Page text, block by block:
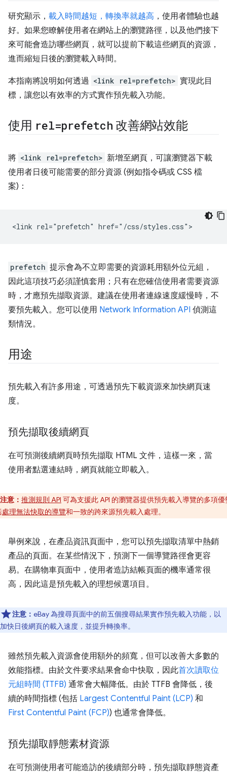
研究顯示， 載入時間越短，轉換率就越高 ，使用者體驗也越
好。如果您瞭解使用者在網站上的瀏覽路徑，以及他們接下
來可能會造訪哪些網頁，就可以提前下載這些網頁的資源，
進而縮短日後的瀏覽載入時間。
本指南將說明如何透過 <link rel=prefetch> 實現此目
標，讓您以有效率的方式實作預先載入功能。
使用 rel=prefetch 改善網站效能
將 <link rel=prefetch> 新增至網頁，可讓瀏覽器下載
使用者日後可能需要的部分資源 (例如指令碼或 CSS 檔
案)：
prefetch 提示會為不立即需要的資源耗用額外位元組，
因此這項技巧必須謹慎套用；只有在您確信使用者需要資源
時，才應預先擷取資源。建議在使用者連線速度緩慢時，不
要預先載入。您可以使用 Network Information API 偵測這
類情況。
用途
預先載入有許多用途，可透過預先下載資源來加快網頁速
度。
預先擷取後續網頁
在可預測後續網頁時預先擷取 HTML 文件，這樣一來，當
使用者點選連結時，網頁就能立即載入。
注意： 推測規則 API 可為支援此 API 的瀏覽器提供預先載入導覽的多項優
處理無法快取的導覽和一致的跨來源預先載入處理。
舉例來說，在產品資訊頁面中，您可以預先擷取清單中熱銷
產品的頁面。在某些情況下，預測下一個導覽路徑會更容
易。在購物車頁面中，使用者造訪結帳頁面的機率通常很
高，因此這是預先載入的理想候選項目。
注意： eBay 為搜尋頁面中的前五個搜尋結果實作預先載入功能，以
加快日後網頁的載入速度，並提升轉換率。
雖然預先載入資源會使用額外的頻寬，但可以改善大多數的
效能指標。由於文件要求結果會命中快取，因此首次讀取位
元組時間 (TTFB) 通常會大幅降低。由於 TTFB 會降低，後
續的時間指標 (包括 Largest Contentful Paint (LCP) 和
First Contentful Paint (FCP)) 也通常會降低。
預先擷取靜態素材資源
在可預測使用者可能造訪的後續部分時，預先擷取靜態資產